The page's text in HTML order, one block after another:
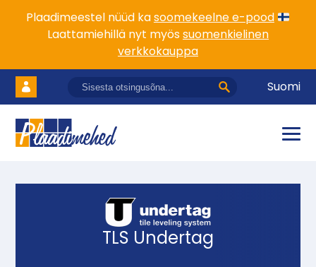
Plaadimeestel nüüd kasoomekeelne e-pood
Laattamiehillä nyt myössuomenkielinen
verkkokauppa
Suomi
TLS Undertag